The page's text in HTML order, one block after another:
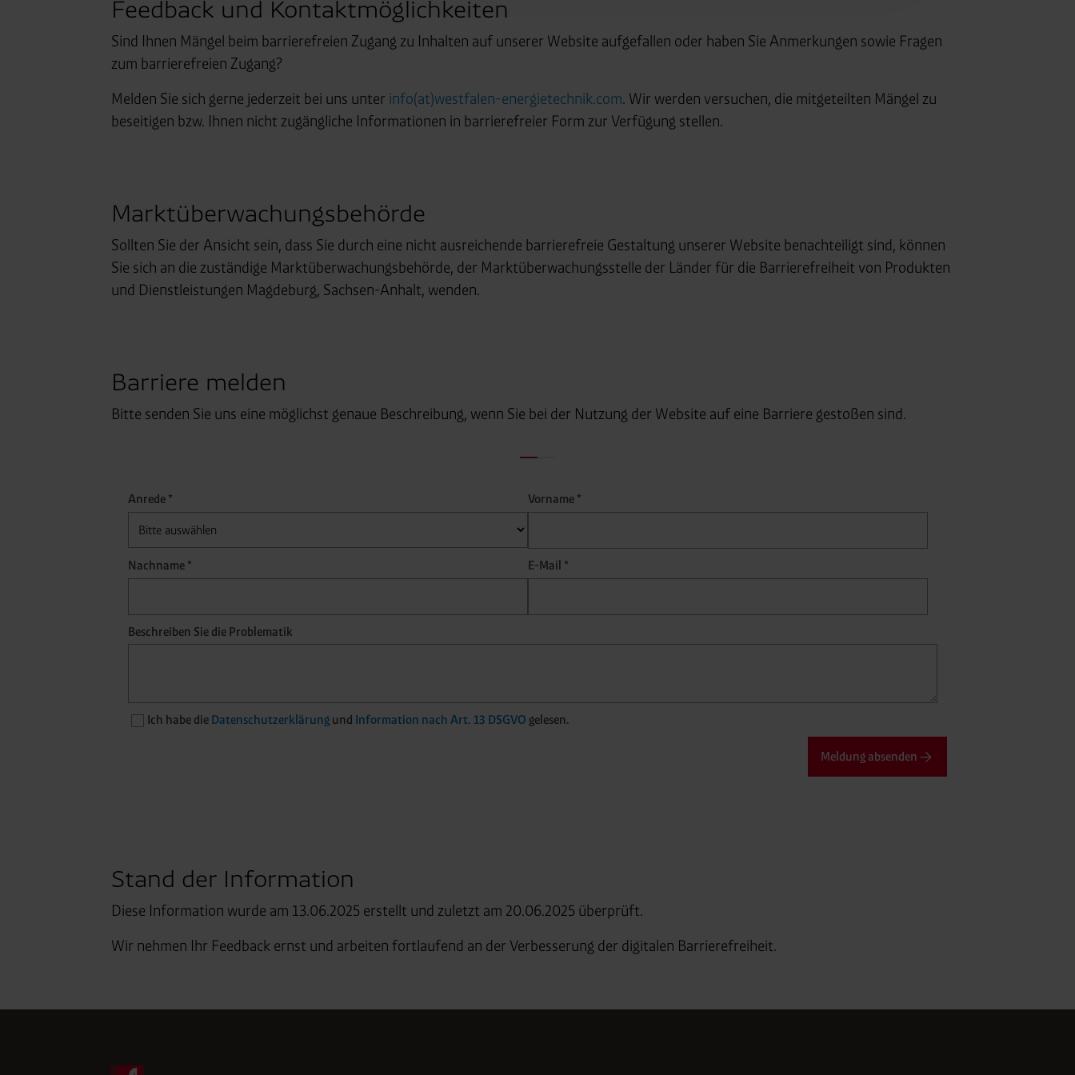
Feedback und Kontaktmöglichkeiten
Sind Ihnen Mängel beim barrierefreien Zugang zu Inhalten auf unserer Website aufgefallen oder haben Sie Anmerkungen sowie Fragen
zum barrierefreien Zugang?
Melden Sie sich gerne jederzeit bei uns unter info(at)westfalen-energietechnik.com. Wir werden versuchen, die mitgeteilten Mängel zu
beseitigen bzw. Ihnen nicht zugängliche Informationen in barrierefreier Form zur Verfügung stellen.
Marktüberwachungsbehörde
Sollten Sie der Ansicht sein, dass Sie durch eine nicht ausreichende barrierefreie Gestaltung unserer Website benachteiligt sind, können
Sie sich an die zuständige Marktüberwachungsbehörde, der Marktüberwachungsstelle der Länder für die Barrierefreiheit von Produkten
und Dienstleistungen Magdeburg, Sachsen-Anhalt, wenden.
Barriere melden
Bitte senden Sie uns eine möglichst genaue Beschreibung, wenn Sie bei der Nutzung der Website auf eine Barriere gestoßen sind.
Anrede * Vorname *
Nachname * E-Mail *
Beschreiben Sie die Problematik
Ich habe die Datenschutzerklärung und Information nach Art. 13 DSGVO gelesen.
Meldung absenden
Stand der Information
Diese Information wurde am 13.06.2025 erstellt und zuletzt am 20.06.2025 überprüft.
Wir nehmen Ihr Feedback ernst und arbeiten fortlaufend an der Verbesserung der digitalen Barrierefreiheit.